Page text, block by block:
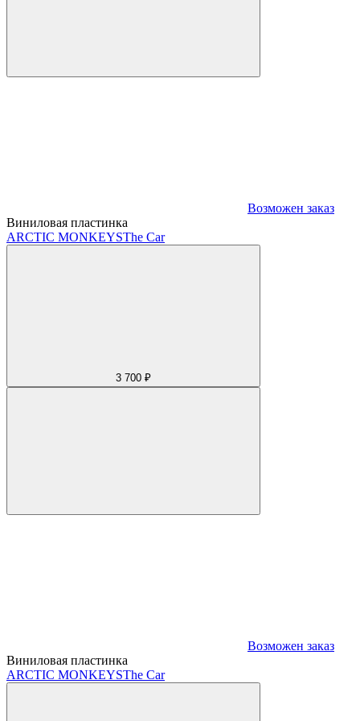
Возможен заказ
Виниловая пластинка
ARCTIC MONKEYSThe Car
3 700 ₽
Возможен заказ
Виниловая пластинка
ARCTIC MONKEYSThe Car